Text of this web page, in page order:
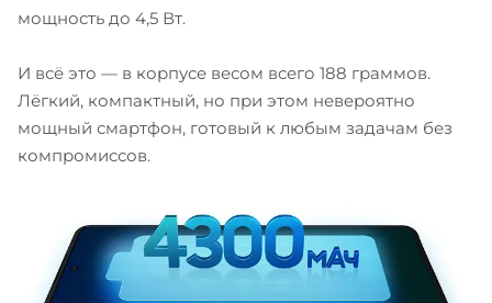
мощность до 4,5 Вт.
И всё это — в корпусе весом всего 188 граммов.
Лёгкий, компактный, но при этом невероятно
мощный смартфон, готовый к любым задачам без
компромиссов.